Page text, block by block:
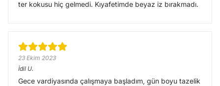
ter kokusu hiç gelmedi. Kıyafetimde beyaz iz bırakmadı.
23 Ekim 2023
İdil U.
Gece vardiyasında çalışmaya başladım, gün boyu tazelik